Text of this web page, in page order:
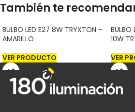
También te
BULBO LED E27 8W TRYXTON –
AMARILLO
VER PRODUCTO
BULBO
10W
VER